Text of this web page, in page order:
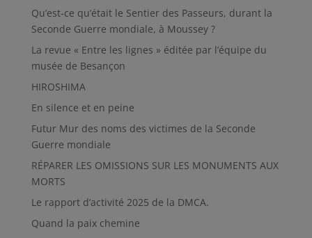
Qu’est-ce qu’était le Sentier des Passeurs, durant la
Seconde Guerre mondiale, à Moussey ?
La revue « Entre les lignes » éditée par l’équipe du
musée de Besançon
HIROSHIMA
En silence et en peine
Futur Mur des noms des victimes de la Seconde
Guerre mondiale
RÉPARER LES OMISSIONS SUR LES MONUMENTS AUX
MORTS
Le rapport d’activité 2025 de la DMCA.
Quand la paix chemine